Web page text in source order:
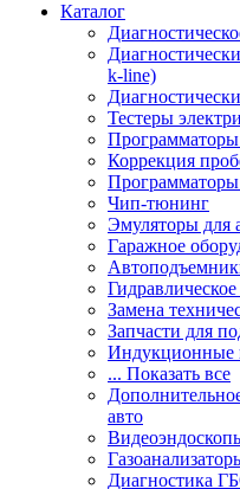
Каталог
k-line)
Тестеры
Программаторы
Коррекция
Чип-тюнинг
Эмуляторы для
Гаражное
Замена
Запчасти для
Индукционные
... Показать все
авто
Диагностика